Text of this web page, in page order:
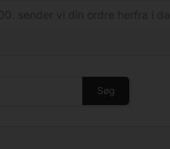
Søg